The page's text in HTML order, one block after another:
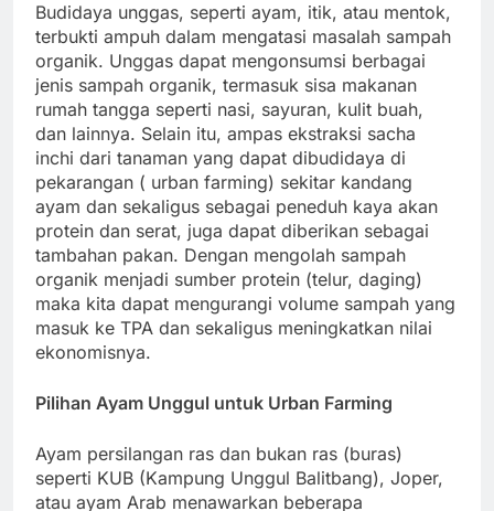
Budidaya unggas, seperti ayam, itik, atau mentok,
terbukti ampuh dalam mengatasi masalah sampah
organik. Unggas dapat mengonsumsi berbagai
jenis sampah organik, termasuk sisa makanan
rumah tangga seperti nasi, sayuran, kulit buah,
dan lainnya. Selain itu, ampas ekstraksi sacha
inchi dari tanaman yang dapat dibudidaya di
pekarangan ( urban farming) sekitar kandang
ayam dan sekaligus sebagai peneduh kaya akan
protein dan serat, juga dapat diberikan sebagai
tambahan pakan. Dengan mengolah sampah
organik menjadi sumber protein (telur, daging)
maka kita dapat mengurangi volume sampah yang
masuk ke TPA dan sekaligus meningkatkan nilai
ekonomisnya.
Pilihan Ayam Unggul untuk Urban Farming
Ayam persilangan ras dan bukan ras (buras)
seperti KUB (Kampung Unggul Balitbang), Joper,
atau ayam Arab menawarkan beberapa